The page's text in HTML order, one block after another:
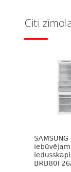
Citi
SAMSUNG